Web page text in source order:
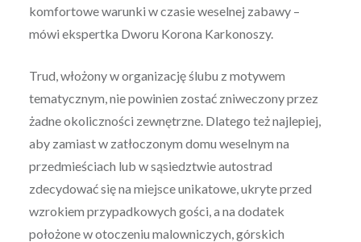
komfortowe warunki w czasie weselnej zabawy –
mówi ekspertka Dworu Korona Karkonoszy.
Trud, włożony w organizację ślubu z motywem
tematycznym, nie powinien zostać zniweczony przez
żadne okoliczności zewnętrzne. Dlatego też najlepiej,
aby zamiast w zatłoczonym domu weselnym na
przedmieściach lub w sąsiedztwie autostrad
zdecydować się na miejsce unikatowe, ukryte przed
wzrokiem przypadkowych gości, a na dodatek
położone w otoczeniu malowniczych, górskich